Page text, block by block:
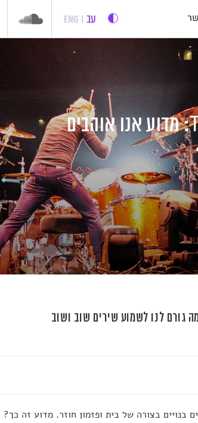
עב ENG
ההרצאה השבועית של TED: מדוע אנו אוהבים
גורם לנו לשמוע שירים שוב ושוב
בנויים בצורה של בית ופזמון חוזר. מדוע זה